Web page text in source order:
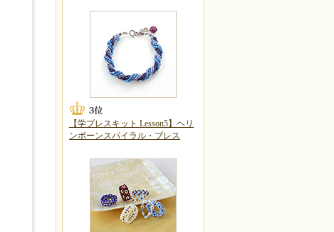
【学ブレスキット Lesson5】ヘリ
ンボーンスパイラル・ブレス